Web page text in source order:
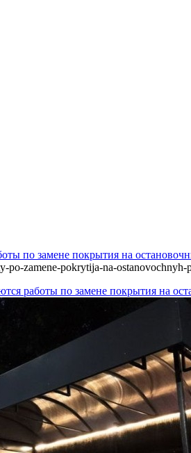
по замене покрытия на
po-zamene-pokrytija-na-
работы по замене покрытия на